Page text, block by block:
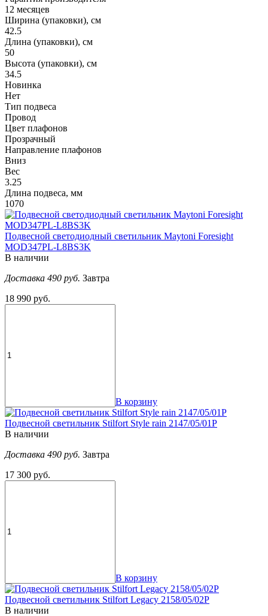
12 месяцев
Ширина (упаковки), см
42.5
Длина (упаковки), см
50
Высота (упаковки), см
34.5
Новинка
Нет
Тип подвеса
Провод
Цвет плафонов
Прозрачный
Направление плафонов
Вниз
Вес
3.25
Длина подвеса, мм
1070
Подвесной светодиодный светильник Maytoni Foresight
MOD347PL-L8BS3K
В наличии
Доставка 490 руб. Завтра
18 990 руб.
В корзину
Подвесной светильник Stilfort Style rain 2147/05/01P
В наличии
Доставка 490 руб. Завтра
17 300 руб.
В корзину
Подвесной светильник Stilfort Legacy 2158/05/02P
В наличии